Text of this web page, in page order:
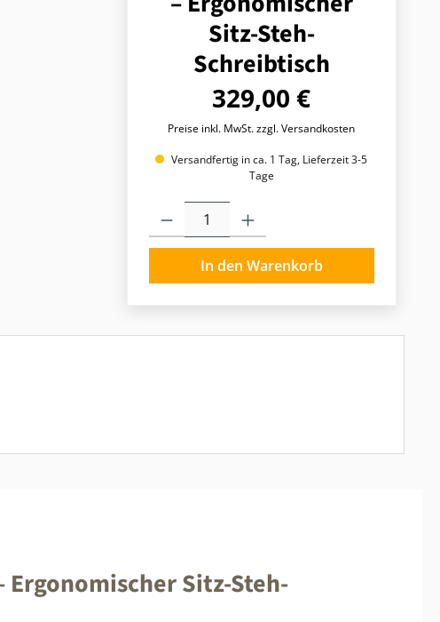
Sitz-Steh-
Schreibtisch
Regulärer Preis:
329,00 €
Preise inkl. MwSt. zzgl. Versandkosten
Versandfertig in ca. 1 Tag, Lieferzeit 3-5
Tage
Produkt Anzahl: Gib den gewünschten Wert
In den Warenkorb
Sitz-Steh-